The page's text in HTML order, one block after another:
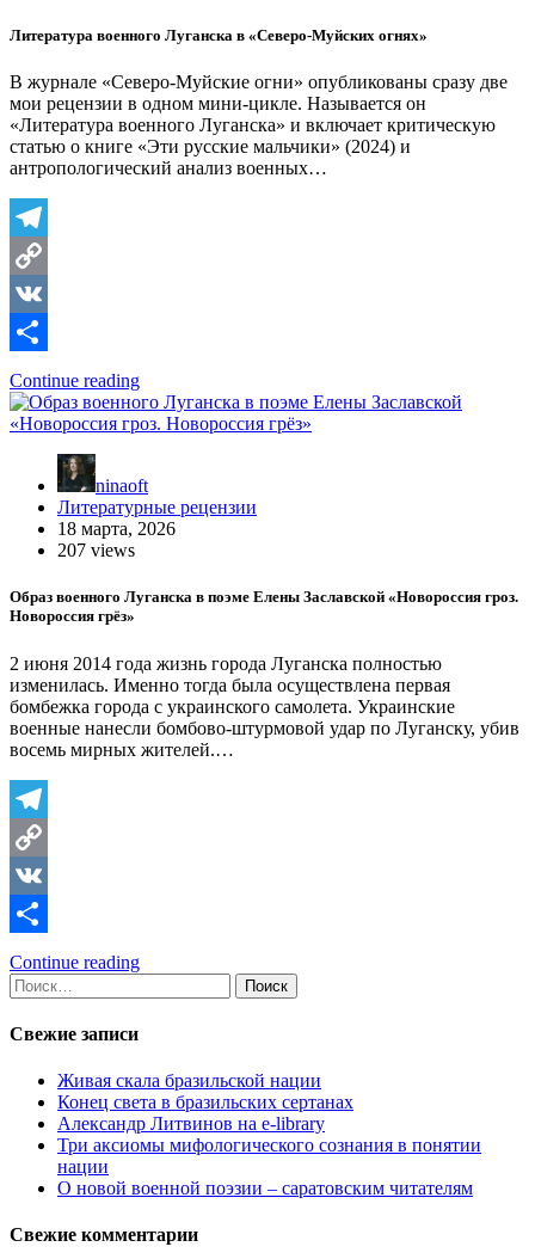
Литература военного Луганска в «Северо-Муйских огнях»
В журнале «Северо-Муйские огни» опубликованы сразу две
мои рецензии в одном мини-цикле. Называется он
«Литература военного Луганска» и включает критическую
статью о книге «Эти русские мальчики» (2024) и
антропологический анализ военных…
Telegram
Copy
Link
VK
Отправить
Continue reading
ninaoft
Литературные рецензии
18 марта, 2026
207 views
Образ военного Луганска в поэме Елены Заславской «Новороссия гроз.
Новороссия грёз»
2 июня 2014 года жизнь города Луганска полностью
изменилась. Именно тогда была осуществлена первая
бомбежка города с украинского самолета. Украинские
военные нанесли бомбово-штурмовой удар по Луганску, убив
восемь мирных жителей.…
Telegram
Copy
Link
VK
Отправить
Continue reading
Найти:
Свежие записи
Живая скала бразильской нации
Конец света в бразильских сертанах
Александр Литвинов на e-library
Три аксиомы мифологического сознания в понятии
нации
О новой военной поэзии – саратовским читателям
Свежие комментарии